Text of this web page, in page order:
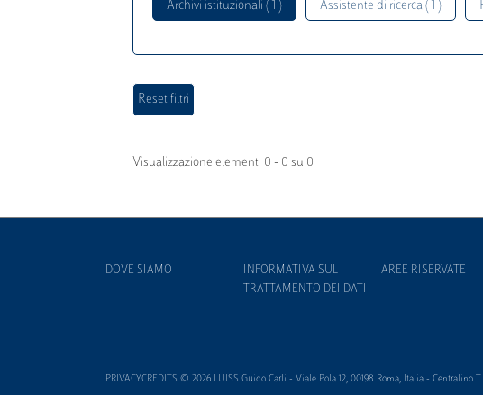
Archivi istituzionali ( 1 ) Assistente di ricerca ( 1 )
Visualizzazione elementi 0 - 0 su 0
DOVE SIAMO
INFORMATIVA SUL
TRATTAMENTO DEI DATI
AREE RISERVATE
PRIVACYCREDITS © 2026 LUISS Guido Carli - Viale Pola 12, 00198 Roma, Italia - Centralino T